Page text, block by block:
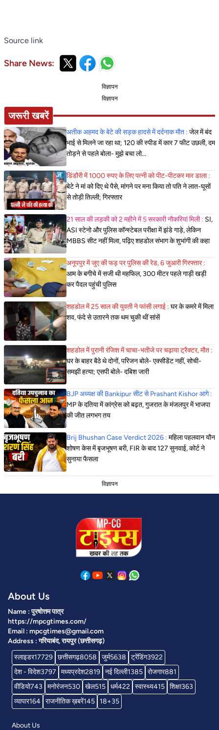
Source link
Share News:
विज्ञापन
विज्ञापन
जरूरी खबरें
अतीक अहमद के बेटे की सड़क हादसे में दर्दनाक मौत : जेल में बंद
भाई से मिलने जा रहा था; 120 की स्पीड में कार 7 फीट उछली, दम
तोड़ने से पहले बोला- मुझे बचा लो...
डिंडौरी में 1000 रुपए के लिए पत्नी को पीट-पीटकर मार डाला :
बेटे ने मां को दिए थे पैसे, मांगने पर मना किया तो पति ने लात-घूसों
से तोड़ी तिल्ली; गिरफ्तार
21 साल की लड़की को 2 महीने में 5 सरकारी नौकरियां मिली : SI,
ASI स्टेनो और पुलिस कॉन्स्टेबल परीक्षा में झंडे गाड़े, लेकिन
MBBS सीट नहीं मिला, पढ़िए शहडोल संभाग के शुभांगी की कहा
अनूपपुर में जुए की फड़ पर पुलिस की रेड, 6 जुआरी गिरफ्तार :
आम के बगीचे में सजी थी महफिल, 300 मीटर पहले गाड़ी खड़ी
कर पैदल पहुंची पुलिस
शहडोल में 25 साल की युवती ने फांसी लगाई : घर के कमरे में मिला
शव, फंदे से उतारने तक थम चुकी थीं सांसें
शहडोल में पुरानी रंजिश में चाचा-भतीजे पर चढ़ाया ट्रैक्टर, मौत :
घर के बाहर बैठे थे दोनों, परिजन बोले- एक्सीडेंट नहीं, सोची-
समझी हत्या; एसपी बोले- दबिश जारी
BJP अध्यक्ष की Bankipur सीट से Prashant Kishor आगे :
MP के दतिया में कांग्रेस को बढ़त, गुजरात के मंजलपुर में भाजपा
की जीत लगभग तय
Brij Bhushan Case Verdict 2026 : महिला पहलवान यौन
शोषण केस में बृजभूषण बरी, FIR के बाद 127 सुनवाई, कोर्ट ने
सुनाया फैसला
विज्ञापन
About Us
Name : पुरषोत्तम पात्र
https://mpcgtimes.com/
Email : mpcgtimes@gmail.com
Address : गरियाबंद, रायपुर (छत्तीसगढ़)
स्लाइडर17729 छत्तीसगढ़8058 जुर्म5638 ट्रेंडिंग3922
देश - विदेश3797 मध्यप्रदेश2819 नई दिल्ली1385 रोजगार881
वीडियो743 मनोरंजन530 खेल515 धर्म422 स्वास्थ्य415 शिक्षा363
व्यापार164 राजनीतिक ख़बरें145 18+35
About Us